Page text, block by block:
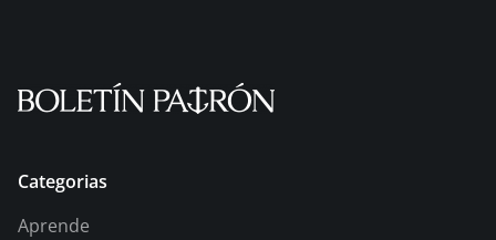
Categorias
Aprende